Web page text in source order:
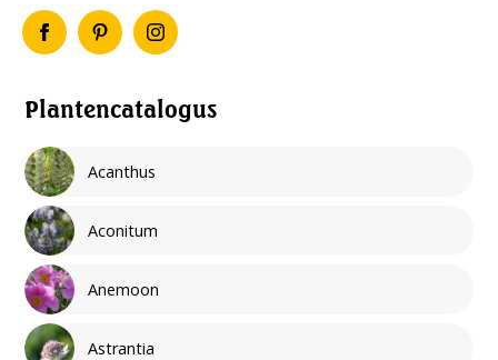
Plantencatalogus
Acanthus
Aconitum
Anemoon
Astrantia